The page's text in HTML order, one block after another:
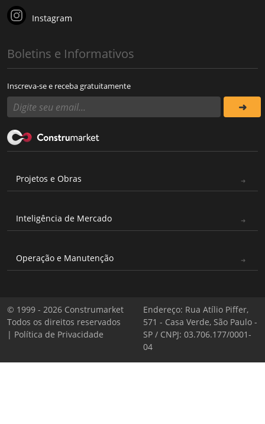
Instagram
Boletins e Informativos
Inscreva-se e receba gratuitamente
Projetos e Obras
Inteligência de Mercado
Operação e Manutenção
© 1999 - 2026 Construmarket
Todos os direitos reservados
| Política de Privacidade
Endereço: Rua Atílio Piffer,
571 - Casa Verde, São Paulo -
SP / CNPJ: 03.706.177/0001-
04